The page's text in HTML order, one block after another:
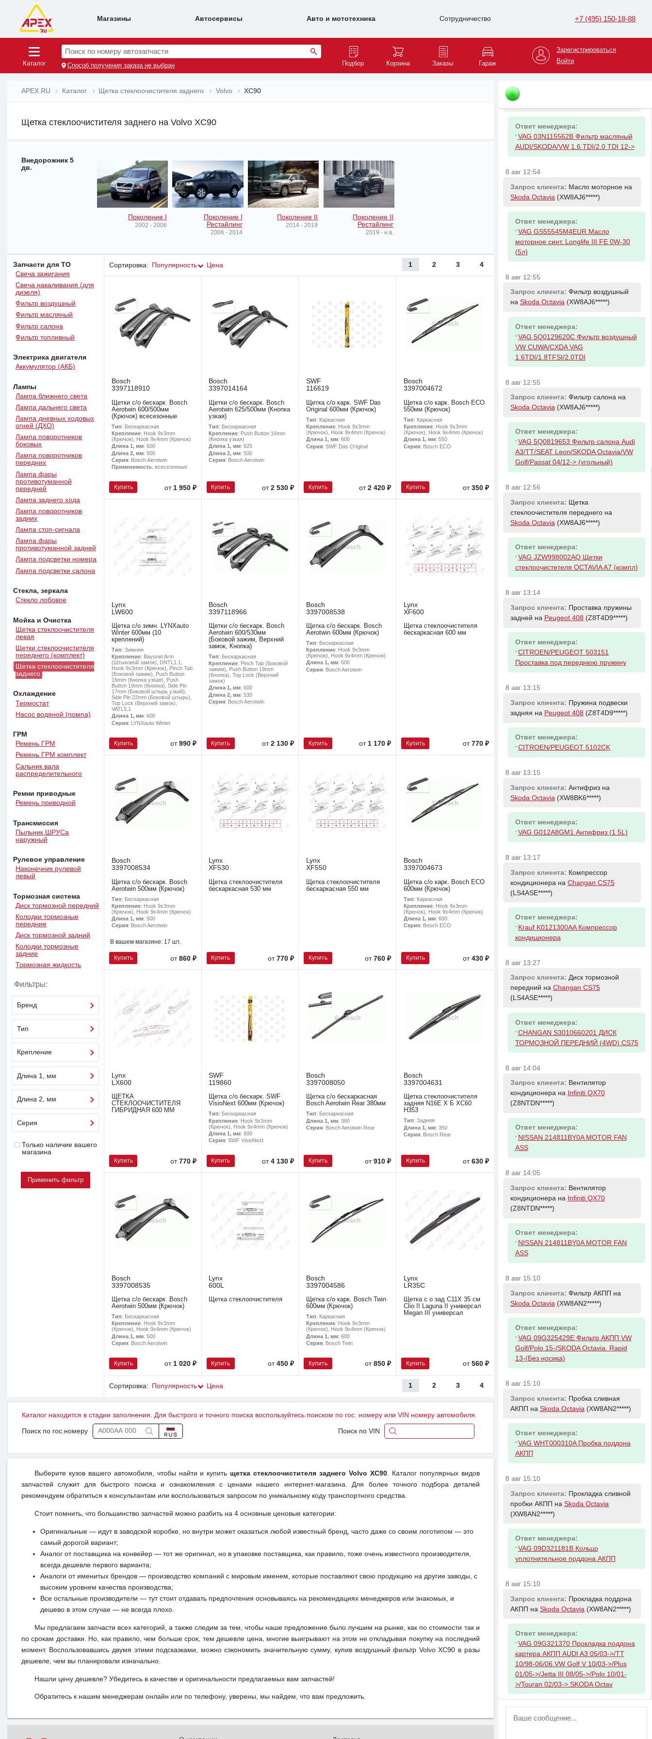
Магазины Автосервисы Авто и мототехника Сотрудничество +7 (495) 150-18-88
Каталог
Поиск по номеру автозапчасти
Способ получения заказа не выбран Подбор Корзина Заказы Гараж
Зарегистрироваться
Войти
APEX.RU Каталог Щетка стеклоочистителя заднего Volvo XC90
Щетка стеклоочистителя заднего на Volvo XC90
Внедорожник 5
дв.
Поколение I
2002 - 2006
Поколение I
Рестайлинг
2006 - 2014
Поколение II
2014 - 2019
Поколение II
Рестайлинг
2019 - н.в.
Запчасти для ТО
Свеча зажигания
Свеча накаливания (для
дизеля)
Фильтр воздушный
Фильтр масляный
Фильтр салона
Фильтр топливный
Электрика двигателя
Аккумулятор (АКБ)
Лампы
Лампа ближнего света
Лампа дальнего света
Лампа дневных ходовых
огней (ДХО)
Лампа поворотников
боковых
Лампа поворотников
передних
Лампа фары
противотуманной
передней
Лампа заднего хода
Лампа поворотников
задних
Лампа стоп-сигнала
Лампа фары
противотуманной задней
Лампа подсветки номера
Лампа подсветки салона
Стекла, зеркала
Стекло лобовое
Мойка и Очистка
Щетка стеклоочистителя
левая
Щетки стеклоочистителя
переднего (комплект)
Щетка стеклоочистителя
заднего
Охлаждение
Термостат
Насос водяной (помпа)
ГРМ
Ремень ГРМ
Ремень ГРМ комплект
Сальник вала
распределительного
Ремни приводные
Ремень приводной
Трансмиссия
Пыльник ШРУСа
наружный
Рулевое управление
Наконечник рулевой
левый
Тормозная система
Диск тормозной передний
Колодки тормозные
передние
Диск тормозной задний
Колодки тормозные
задние
Тормозная жидкость
Фильтры:
Бренд
Тип
Крепление
Длина 1, мм
Длина 2, мм
Серия
Только наличие вашего
магазина
Сортировка: Популярность Цена 1 2 3 4
Bosch
3397118910
Щетки с/о бескарк. Bosch
Aerotwin 600/500мм
(Крючок) всесезонные
Тип: Бескаркасная
Крепление: Hook 9x3mm
(Крючок), Hook 9x4mm (Крючок)
Длина 1, мм: 600
Длина 2, мм: 500
Серия: Bosch Aerotwin
Применимость: всесезонные
Купить от 1 950 ₽
Bosch
3397014164
Щетки с/о бескарк. Bosch
Aerotwin 625/500мм (Кнопка
узкая)
Тип: Бескаркасная
Крепление: Push Button 16mm
(Кнопка узкая)
Длина 1, мм: 625
Длина 2, мм: 500
Серия: Bosch Aerotwin
Купить от 2 530 ₽
SWF
116619
Щетка с/о карк. SWF Das
Original 600мм (Крючок)
Тип: Каркасная
Крепление: Hook 9x3mm
(Крючок), Hook 9x4mm (Крючок)
Длина 1, мм: 600
Серия: SWF Das Original
Купить от2 420 ₽
Bosch
3397004672
Щетка с/о карк. Bosch ECO
550мм (Крючок)
Тип: Каркасная
Крепление: Hook 9x3mm
(Крючок), Hook 9x4mm (Крючок)
Длина 1, мм: 550
Серия: Bosch ECO
Купить от 350 ₽
Lynx
LW600
Щетка с/о зимн. LYNXauto
Winter 600мм (10
креплений)
Тип: Зимняя
Крепление: Bayonet Arm
(Штыковой замок), DNTL1.1,
Hook 9x3mm (Крючок), Pinch Tab
(Боковой зажим), Push Button
16mm (Кнопка узкая), Push
Button 19mm (Кнопка), Side Pin
17mm (Боковой штырь узкий),
Side Pin 22mm (Боковой штырь),
Top Lock (Верхний замок),
VATL5.1
Длина 1, мм: 600
Серия: LYNXauto Winter
Купить от990 ₽
Bosch
3397118966
Щетки с/о бескарк. Bosch
Aerotwin 600/530мм
(Боковой зажим, Верхний
замок, Кнопка)
Тип: Бескаркасная
Крепление: Pinch Tab (Боковой
зажим), Push Button 19mm
(Кнопка), Top Lock (Верхний
замок)
Длина 1, мм: 600
Длина 2, мм: 530
Серия: Bosch Aerotwin
Купить от 2 130 ₽
Bosch
3397008538
Щетка с/о бескарк. Bosch
Aerotwin 600мм (Крючок)
Тип: Бескаркасная
Крепление: Hook 9x3mm
(Крючок), Hook 9x4mm (Крючок)
Длина 1, мм: 600
Серия: Bosch Aerotwin
Купить от1 170 ₽
Lynx
XF600
Щетка стеклоочистителя
бескаркасная 600 мм
Купить от 770 ₽
Bosch
3397008534
Щетка с/о бескарк. Bosch
Aerotwin 500мм (Крючок)
Тип: Бескаркасная
Крепление: Hook 9x3mm
(Крючок), Hook 9x4mm (Крючок)
Длина 1, мм: 500
Серия: Bosch Aerotwin
В вашем магазине: 17 шт.
Купить от860 ₽
Lynx
XF530
Щетка стеклоочистителя
бескаркасная 530 мм
Купить от 770 ₽
Lynx
XF550
Щетка стеклоочистителя
бескаркасная 550 мм
Купить от760 ₽
Bosch
3397004673
Щетка с/о карк. Bosch ECO
600мм (Крючок)
Тип: Каркасная
Крепление: Hook 9x3mm
(Крючок), Hook 9x4mm (Крючок)
Длина 1, мм: 600
Серия: Bosch ECO
Купить от 430 ₽
Lynx
LX600
ЩЕТКА
СТЕКЛООЧИСТИТЕЛЯ
ГИБРИДНАЯ 600 ММ
Купить от770 ₽
SWF
119860
Щетка с/о бескарк. SWF
VisioNext 600мм (Крючок)
Тип: Бескаркасная
Крепление: Hook 9x3mm
(Крючок), Hook 9x4mm (Крючок)
Длина 1, мм: 600
Серия: SWF VisioNext
Купить от 4 130 ₽
Bosch
3397008050
Щетка с/о бескаркасная
Bosch Aerotwin Rear 380мм
Тип: Бескаркасная
Длина 1, мм: 380
Серия: Bosch Aerotwin Rear
Купить от910 ₽
Bosch
3397004631
Щетка стеклоочистителя
задняя N16E Х Б XC60
H353
Тип: Задняя
Длина 1, мм: 350
Серия: Bosch Rear
Купить от 630 ₽
Bosch
3397008535
Щетка с/о бескарк. Bosch
Aerotwin 500мм (Крючок)
Тип: Бескаркасная
Крепление: Hook 9x3mm
(Крючок), Hook 9x4mm (Крючок)
Длина 1, мм: 500
Серия: Bosch Aerotwin
Купить от1 020 ₽
Lynx
600L
Щетка стеклоочистителя
Купить от 450 ₽
Bosch
3397004586
Щетка с/о карк. Bosch Twin
600мм (Крючок)
Тип: Каркасная
Крепление: Hook 9x3mm
(Крючок), Hook 9x4mm (Крючок)
Длина 1, мм: 600
Серия: Bosch Twin
Купить от850 ₽
Lynx
LR35C
Щетка с о зад C11X 35 см
Clio II Laguna II универсал
Megan III универсал
Купить от 560 ₽
Сортировка: Популярность Цена 1 2 3 4
Каталог находится в стадии заполнения. Для быстрого и точного поиска воспользуйтесь поиском по гос. номеру или VIN номеру автомобиля.
Поиск по гос.номеру Поиск по VIN
Выберите кузов вашего автомобиля, чтобы найти и купить щетка стеклоочистителя заднего Volvo XC90. Каталог популярных видов
запчастей служит для быстрого поиска и ознакомления с ценами нашего интернет-магазина. Для более точного подбора деталей
рекомендуем обратиться к консультантам или воспользоваться запросом по уникальному коду транспортного средства.
Стоит помнить, что большинство запчастей можно разбить на 4 основные ценовые категории:
Оригинальные — идут в заводской коробке, но внутри может оказаться любой известный бренд, часто даже со своим логотипом — это
самый дорогой вариант;
Аналог от поставщика на конвейер — тот же оригинал, но в упаковке поставщика, как правило, тоже очень известного производителя,
всегда дешевле первого варианта;
Аналоги от именитых брендов — производство компаний с мировым именем, которые поставляют свою продукцию на другие заводы, с
высоким уровнем качества производства;
Все остальные производители — тут стоит отдавать предпочтения основываясь на рекомендациях менеджеров или знакомых, и
дешево в этом случае — не всегда плохо.
Мы предлагаем запчасти всех категорий, а также следим за тем, чтобы наше предложение было лучшим на рынке, как по стоимости так и
по срокам доставки. Но, как правило, чем больше срок, тем дешевле цена, многие выигрывают на этом не откладывая покупку на последний
момент. Воспользовавшись двумя этими подсказками, можно сэкономить значительную сумму, купив воздушный фильтр Volvo XC90 в разы
дешевле, чем вы планировали изначально.
Нашли цену дешевле? Убедитесь в качестве и оригинальности предлагаемых вам запчастей!
Обратитесь к нашим менеджерам онлайн или по телефону, уверены, мы найдем, что вам предложить.
VAG 1.6
Запрос клиента:
на
Ответ менеджера:
- VAG 03N115562B Фильтр масляный
AUDI/SKODA/VW 1.6 TDI/2.0 TDI 12->
8 авг 12:54
Запрос клиента: Масло моторное на
Skoda Octavia (XW8AJ6*****)
Ответ менеджера:
- VAG GS55545M4EUR Масло
моторное синт. Longlife III FE 0W-30
(5л)
8 авг 12:55
Запрос клиента: Фильтр воздушный
на Skoda Octavia(XW8AJ6*****)
Ответ менеджера:
- VAG 5Q0129620C Фильтр воздушный
VW CUWA/CXDA VAG
1.6TDI/1.8TFSI/2.0TDI
8 авг 12:55
Запрос клиента: Фильтр салона на
Skoda Octavia(XW8AJ6*****)
Ответ менеджера:
- VAG 5Q0819653 Фильтр салона Audi
A3/TT/SEAT Leon/SKODA Octavia/VW
Golf/Passat 04/12-> (угольный)
8 авг 12:56
Запрос клиента: Щетка
стеклоочистителя переднего на
Skoda Octavia(XW8AJ6*****)
Ответ менеджера:
- VAG JZW998002AQ Щетки
стеклоочистетеля OCTAVIA A7 (компл)
8 авг 13:14
Запрос клиента: Проставка пружины
задней на Peugeot 408 (Z8T4D9*****)
Ответ менеджера:
- CITROEN/PEUGEOT 503151
Проставка под переднюю пружину
8 авг 13:15
Запрос клиента: Пружина подвески
задняя на Peugeot 408 (Z8T4D9*****)
Ответ менеджера:
- CITROEN/PEUGEOT 5102CK
8 авг 13:15
Запрос клиента: Антифриз на
Skoda Octavia (XW8BK6*****)
Ответ менеджера:
- VAG G012A8GM1 Антифриз (1 5L)
8 авг 13:17
Запрос клиента: Компрессор
кондиционера на Changan CS75
(LS4ASE*****)
Ответ менеджера:
- Krauf K0121300AA Компрессор
кондиционера
8 авг 13:27
Запрос клиента: Диск тормозной
передний на Changan CS75
(LS4ASE*****)
Ответ менеджера:
- CHANGAN S3010660201 ДИСК
ТОРМОЗНОЙ ПЕРЕДНИЙ (4WD) CS75
8 авг 14:04
Запрос клиента: Вентилятор
кондиционера на Infiniti QX70
(Z8NTDN*****)
Ответ менеджера:
- NISSAN 214811BY0A MOTOR FAN
ASS
8 авг 14:05
Запрос клиента: Вентилятор
кондиционера на Infiniti QX70
(Z8NTDN*****)
Ответ менеджера:
- NISSAN 214811BY0A MOTOR FAN
ASS
8 авг 15:10
Запрос клиента: Фильтр АКПП на
Skoda Octavia (XW8AN2*****)
Ответ менеджера:
- VAG 09G325429E Фильтр АКПП VW
Golf/Polo 15-/SKODA Octavia. Rapid
13-(Без носика)
8 авг 15:10
Запрос клиента: Пробка сливная
АКПП на Skoda Octavia (XW8AN2*****)
Ответ менеджера:
- VAG WHT000310A Пробка поддона
АКПП
8 авг 15:10
Запрос клиента: Прокладка сливной
пробки АКПП на Skoda Octavia
(XW8AN2*****)
Ответ менеджера:
- VAG 09D321181B Кольцо
уплотнительное поддона АКПП
8 авг 15:10
Запрос клиента: Прокладка поддона
АКПП на Skoda Octavia (XW8AN2*****)
Ответ менеджера:
- VAG 09G321370 Прокладка поддона
картера АКПП AUDI A3 05/03->/TT
10/98-06/06.VW Golf V 10/03->/Plus
01/05->/Jetta III 08/05->/Polo 10/01-
>/Touran 02/03->.SKODA Octav
ВНИМАНИЕ!